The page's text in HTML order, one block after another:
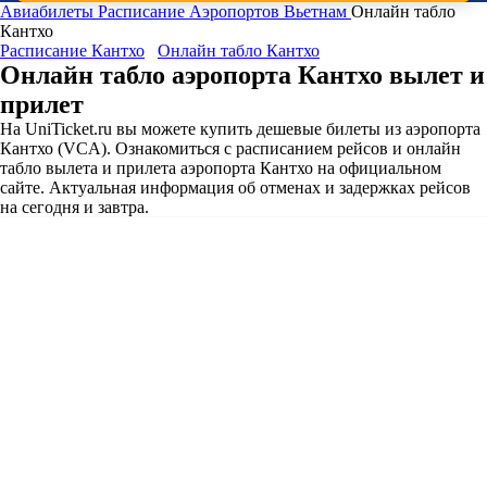
Авиабилеты Расписание Аэропортов Вьетнам Онлайн табло
Кантхо
Расписание Кантхо
Онлайн табло Кантхо
Онлайн табло аэропорта Кантхо вылет и
прилет
На UniTicket.ru вы можете купить дешевые билеты из аэропорта
Кантхо (VCA). Ознакомиться с расписанием рейсов и онлайн
табло вылета и прилета аэропорта Кантхо на официальном
сайте. Актуальная информация об отменах и задержках рейсов
на сегодня и завтра.